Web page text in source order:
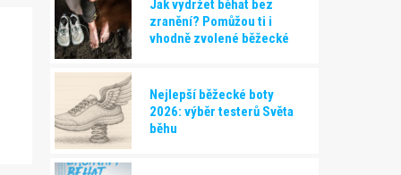
Jak vydržet běhat bez
zranění? Pomůžou ti i
vhodně zvolené běžecké
Nejlepší běžecké boty
2026: výběr testerů Světa
běhu